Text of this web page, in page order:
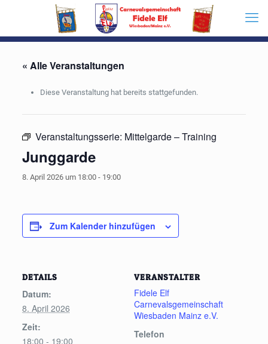
« Alle Veranstaltungen
Diese Veranstaltung hat bereits stattgefunden.
Veranstaltungsserie: Mittelgarde – Training
Junggarde
8. April 2026 um 18:00- 19:00
Zum Kalender hinzufügen
DETAILS
Datum:
8. April 2026
Zeit:
18:00 - 19:00
VERANSTALTER
Fidele Elf
Carnevalsgemeinschaft
Wiesbaden Mainz e.V.
Telefon